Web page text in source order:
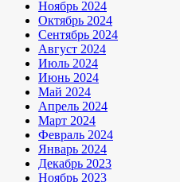
Ноябрь 2024
Октябрь 2024
Сентябрь 2024
Август 2024
Июль 2024
Июнь 2024
Май 2024
Апрель 2024
Март 2024
Февраль 2024
Январь 2024
Декабрь 2023
Ноябрь 2023